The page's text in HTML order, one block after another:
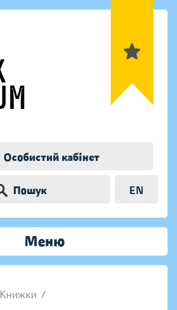
Особистий кабінет
Пошук EN
Меню
Книжки /